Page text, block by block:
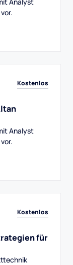
Kostenlos
Analyst
Kostenlos
für